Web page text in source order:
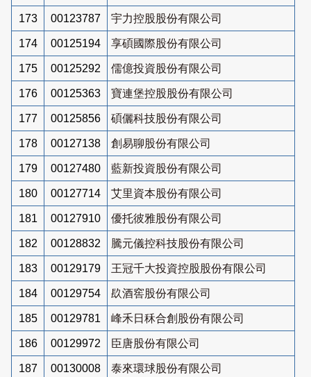
173 00123787 宇力控股股份有限公司
174 00125194 享碩國際股份有限公司
175 00125292 儒億投資股份有限公司
176 00125363 寶連堡控股股份有限公司
177 00125856 碩儷科技股份有限公司
178 00127138 創易聊股份有限公司
179 00127480 藍新投資股份有限公司
180 00127714 艾里資本股份有限公司
181 00127910 優托彼雅股份有限公司
182 00128832 騰元儀控科技股份有限公司
183 00129179 王冠千大投資控股股份有限公司
184 00129754 镹酒窖股份有限公司
185 00129781 峰禾日秝合創股份有限公司
186 00129972 臣唐股份有限公司
187 00130008 泰來環球股份有限公司